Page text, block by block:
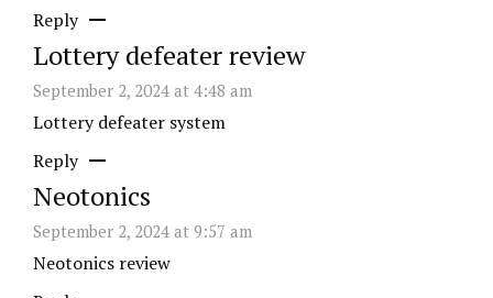
Reply
Lottery defeater review
September 2, 2024 at 4:48 am
Lottery defeater system
Reply
Neotonics
September 2, 2024 at 9:57 am
Neotonics review